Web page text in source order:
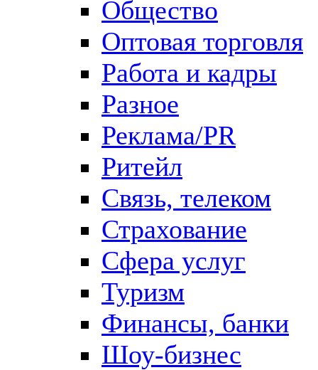
Общество
Оптовая торговля
Работа и кадры
Разное
Реклама/PR
Ритейл
Связь, телеком
Страхование
Сфера услуг
Туризм
Финансы, банки
Шоу-бизнес